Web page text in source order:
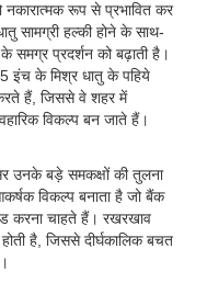
नकारात्मक रूप से प्रभावित कर
सामग्री हल्की होने के साथ-
समग्र प्रदर्शन को बढ़ाती है।
इंच के मिश्र धातु के पहिये
हैं, जिससे वे शहर में
विकल्प बन जाते हैं।
उनके बड़े समकक्षों की तुलना
विकल्प बनाता है जो बैंक
करना चाहते हैं। रखरखाव
है, जिससे दीर्घकालिक बचत